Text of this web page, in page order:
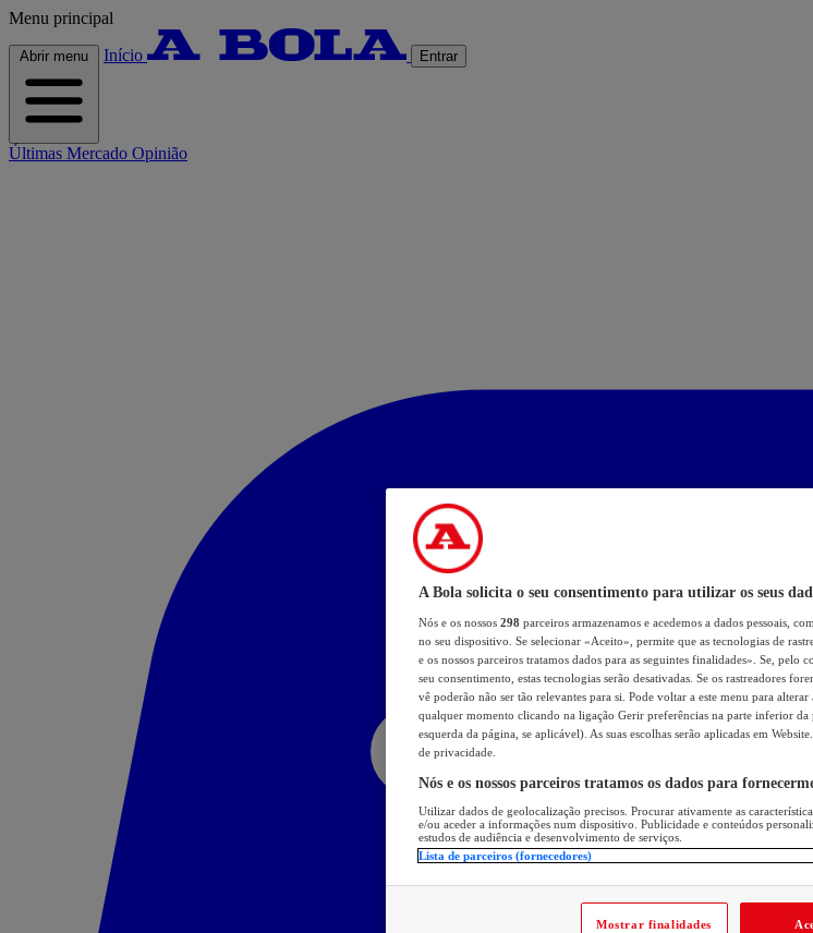
Menu principal
Abrir menu Início Entrar
Últimas Mercado Opinião
A Bola solicita o seu consentimento para utilizar os seus
Nós e os nossos 298 parceiros armazenamos e acedemos a dados pessoais,
no seu dispositivo. Se selecionar «Aceito», permite que as tecnologias de
e os nossos parceiros tratamos dados para as seguintes finalidades». Se,
seu consentimento, estas tecnologias serão desativadas. Se os rastreadores
vê poderão não ser tão relevantes para si. Pode voltar a este menu para
qualquer momento clicando na ligação Gerir preferências na parte inferior
esquerda da página, se aplicável). As suas escolhas serão aplicadas em
de privacidade.
Nós e os nossos parceiros tratamos os dados para
Utilizar dados de geolocalização precisos. Procurar ativamente as
e/ou aceder a informações num dispositivo. Publicidade e conteúdos
estudos de audiência e desenvolvimento de serviços.
Lista de parceiros (fornecedores)
Mostrar finalidades